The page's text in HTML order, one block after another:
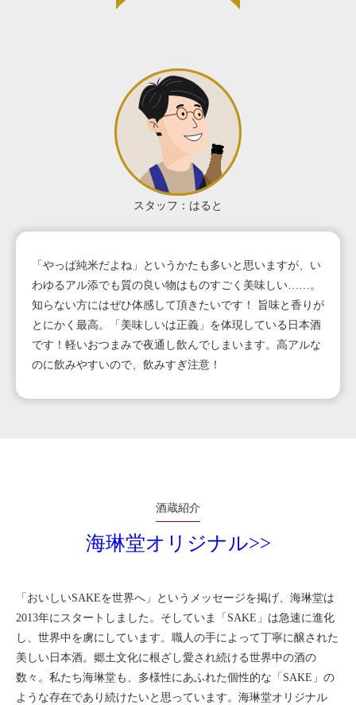
スタッフ：はると
「やっぱ純米だよね」というかたも多いと思いますが、い
わゆるアル添でも質の良い物はものすごく美味しい……。
知らない方にはぜひ体感して頂きたいです！ 旨味と香りが
とにかく最高。「美味しいは正義」を体現している日本酒
です！軽いおつまみで夜通し飲んでしまいます。高アルな
のに飲みやすいので、飲みすぎ注意！
酒蔵紹介
海琳堂オリジナル>>
「おいしいSAKEを世界へ」というメッセージを掲げ、海琳堂は
2013年にスタートしました。そしていま「SAKE」は急速に進化
し、世界中を虜にしています。職人の手によって丁寧に醸された
美しい日本酒。郷土文化に根ざし愛され続ける世界中の酒の
数々。私たち海琳堂も、多様性にあふれた個性的な「SAKE」の
ような存在であり続けたいと思っています。海琳堂オリジナル